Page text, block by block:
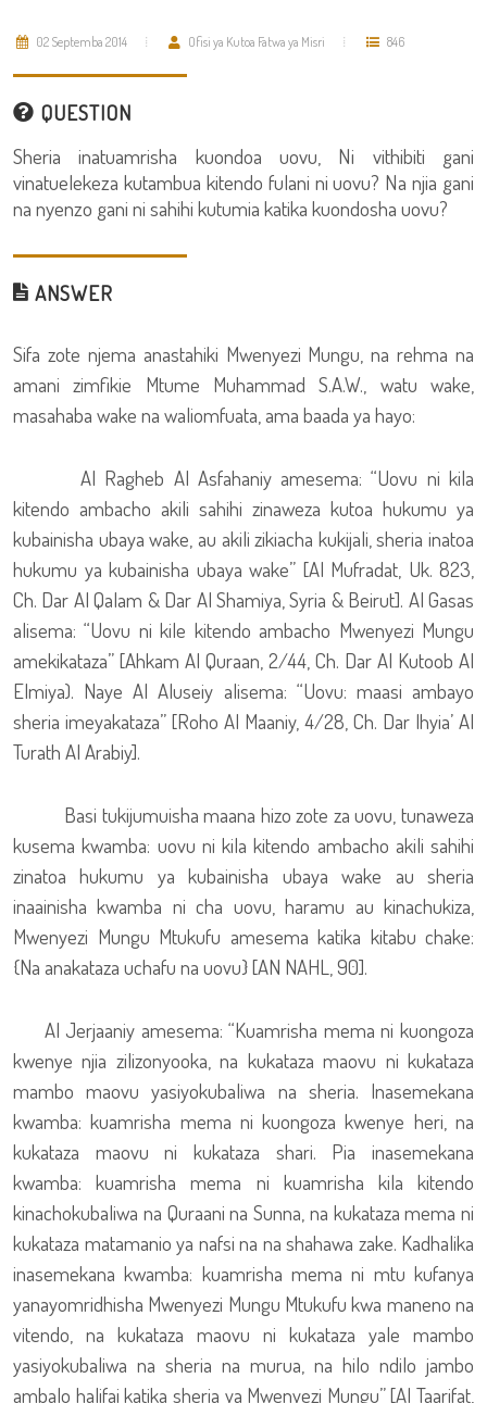
02 Septemba 2014 Ofisi ya Kutoa Fatwa ya Misri 846
QUESTION
Sheria inatuamrisha kuondoa uovu, Ni vithibiti gani
vinatuelekeza kutambua kitendo fulani ni uovu? Na njia gani
na nyenzo gani ni sahihi kutumia katika kuondosha uovu?
ANSWER
Sifa zote njema anastahiki Mwenyezi Mungu, na rehma na
amani zimfikie Mtume Muhammad S.A.W., watu wake,
masahaba wake na waliomfuata, ama baada ya hayo:
Al Ragheb Al Asfahaniy amesema: “Uovu ni kila
kitendo ambacho akili sahihi zinaweza kutoa hukumu ya
kubainisha ubaya wake, au akili zikiacha kukijali, sheria inatoa
hukumu ya kubainisha ubaya wake” [Al Mufradat, Uk. 823,
Ch. Dar Al Qalam & Dar Al Shamiya, Syria & Beirut]. Al Gasas
alisema: “Uovu ni kile kitendo ambacho Mwenyezi Mungu
amekikataza” [Ahkam Al Quraan, 2/44, Ch. Dar Al Kutoob Al
Elmiya). Naye Al Aluseiy alisema: “Uovu: maasi ambayo
sheria imeyakataza” [Roho Al Maaniy, 4/28, Ch. Dar Ihyia’ Al
Turath Al Arabiy].
Basi tukijumuisha maana hizo zote za uovu, tunaweza
kusema kwamba: uovu ni kila kitendo ambacho akili sahihi
zinatoa hukumu ya kubainisha ubaya wake au sheria
inaainisha kwamba ni cha uovu, haramu au kinachukiza,
Mwenyezi Mungu Mtukufu amesema katika kitabu chake:
{Na anakataza uchafu na uovu} [AN NAHL, 90].
Al Jerjaaniy amesema: “Kuamrisha mema ni kuongoza
kwenye njia zilizonyooka, na kukataza maovu ni kukataza
mambo maovu yasiyokubaliwa na sheria. Inasemekana
kwamba: kuamrisha mema ni kuongoza kwenye heri, na
kukataza maovu ni kukataza shari. Pia inasemekana
kwamba: kuamrisha mema ni kuamrisha kila kitendo
kinachokubaliwa na Quraani na Sunna, na kukataza mema ni
kukataza matamanio ya nafsi na na shahawa zake. Kadhalika
inasemekana kwamba: kuamrisha mema ni mtu kufanya
yanayomridhisha Mwenyezi Mungu Mtukufu kwa maneno na
vitendo, na kukataza maovu ni kukataza yale mambo
yasiyokubaliwa na sheria na murua, na hilo ndilo jambo
ambalo halifai katika sheria ya Mwenyezi Mungu” [Al Taarifat,